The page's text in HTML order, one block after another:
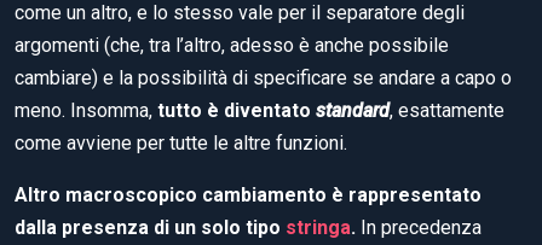
come un altro, e lo stesso vale per il separatore degli
argomenti (che, tra l’altro, adesso è anche possibile
cambiare) e la possibilità di specificare se andare a capo o
meno. Insomma, tutto è diventato standard, esattamente
come avviene per tutte le altre funzioni.
Altro macroscopico cambiamento è rappresentato
dalla presenza di un solo tipo stringa. In precedenza